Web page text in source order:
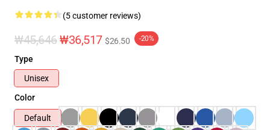
(5 customer reviews)
₩45,646₩36,517 $26.50 -20%
Type
Unisex
Color
Default